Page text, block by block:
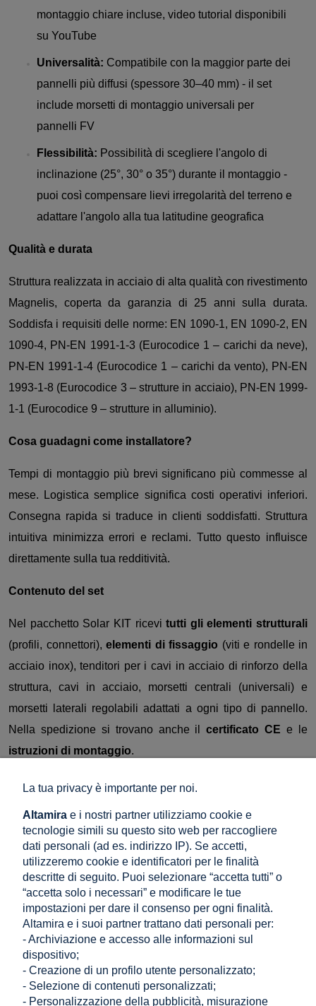
montaggio chiare incluse, video tutorial disponibili
su YouTube
Universalità: Compatibile con la maggior parte dei
pannelli più diffusi (spessore 30–40 mm) - il set
include morsetti di montaggio universali per
pannelli FV
Flessibilità: Possibilità di scegliere l'angolo di
inclinazione (25°, 30° o 35°) durante il montaggio -
puoi così compensare lievi irregolarità del terreno e
adattare l'angolo alla tua latitudine geografica
Qualità e durata
Struttura realizzata in acciaio di alta qualità con rivestimento
Magnelis, coperta da garanzia di 25 anni sulla durata.
Soddisfa i requisiti delle norme: EN 1090-1, EN 1090-2, EN
1090-4, PN-EN 1991-1-3 (Eurocodice 1 – carichi da neve),
PN-EN 1991-1-4 (Eurocodice 1 – carichi da vento), PN-EN
1993-1-8 (Eurocodice 3 – strutture in acciaio), PN-EN 1999-
1-1 (Eurocodice 9 – strutture in alluminio).
Cosa guadagni come installatore?
Tempi di montaggio più brevi significano più commesse al
mese. Logistica semplice significa costi operativi inferiori.
Consegna rapida si traduce in clienti soddisfatti. Struttura
intuitiva minimizza errori e reclami. Tutto questo influisce
direttamente sulla tua redditività.
Contenuto del set
Nel pacchetto Solar KIT ricevitutti gli elementi strutturali
(profili, connettori), elementi di fissaggio (viti e rondelle in
acciaio inox), tenditori per i cavi in acciaio di rinforzo della
struttura, cavi in acciaio, morsetti centrali (universali) e
morsetti laterali regolabili adattati a ogni tipo di pannello.
Nella spedizione si trovano anche ilcertificato CE e le
istruzioni di montaggio.
Scheda catalogo N2V
ISO 9001 PL
Manuale N2V_STRONG_V1
Certificato EN
DXF 25° GPV-KN2-S8
DXF 30° GPV-KN2-S8
DXF 35° GPV-KN2-S8
Disegno tecnico 25° GPV-KN2-S8
Disegno tecnico 30° GPV-KN2-S8
Disegno tecnico 35° GPV-KN2-S8
La tua privacy è importante per noi.
Altamira e i nostri partner utilizziamo cookie e
tecnologie simili su questo sito web per raccogliere
dati personali (ad es. indirizzo IP). Se accetti,
utilizzeremo cookie e identificatori per le finalità
descritte di seguito. Puoi selezionare “accetta tutti” o
“accetta solo i necessari” e modificare le tue
impostazioni per dare il consenso per ogni finalità.
Altamira e i suoi partner trattano dati personali per:
- Archiviazione e accesso alle informazioni sul
dispositivo;
- Creazione di un profilo utente personalizzato;
- Selezione di contenuti personalizzati;
- Personalizzazione della pubblicità, misurazione